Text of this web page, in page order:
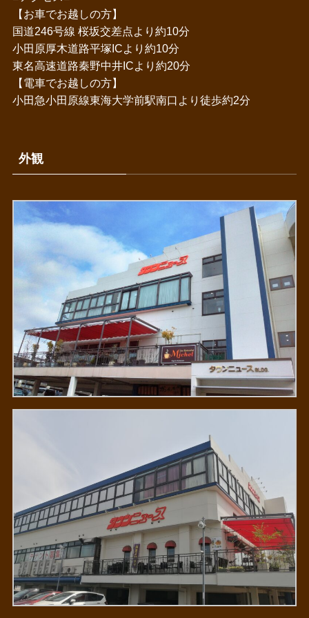
【お車でお越しの方】
国道246号線 桜坂交差点より約10分
小田原厚木道路平塚ICより約10分
東名高速道路秦野中井ICより約20分
【電車でお越しの方】
小田急小田原線東海大学前駅南口より徒歩約2分
外観